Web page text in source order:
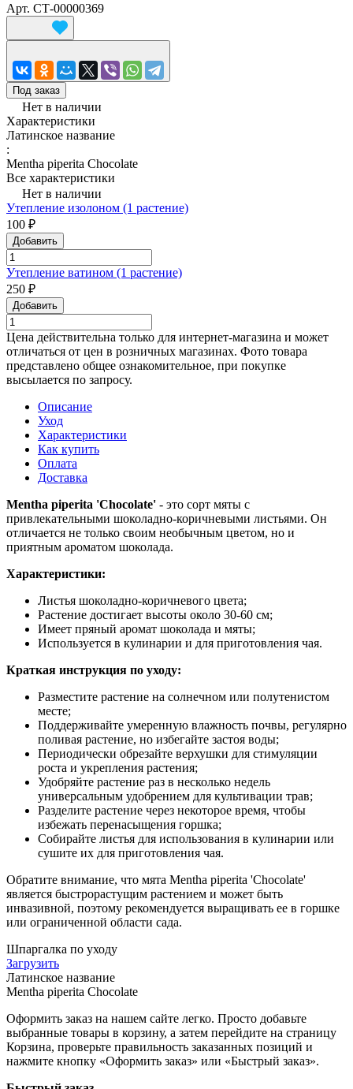
Арт. СТ-00000369
Под заказ
Нет в наличии
Характеристики
Латинское название
:
Mentha piperita Chocolate
Все характеристики
Нет в наличии
Утепление изолоном (1 растение)
100 ₽
Добавить
Утепление ватином (1 растение)
250 ₽
Добавить
Цена действительна только для интернет-магазина и может
отличаться от цен в розничных магазинах. Фото товара
представлено общее ознакомительное, при покупке
высылается по запросу.
Описание
Уход
Характеристики
Как купить
Оплата
Доставка
Mentha piperita 'Chocolate' - это сорт мяты с
привлекательными шоколадно-коричневыми листьями. Он
отличается не только своим необычным цветом, но и
приятным ароматом шоколада.
Характеристики:
Листья шоколадно-коричневого цвета;
Растение достигает высоты около 30-60 см;
Имеет пряный аромат шоколада и мяты;
Используется в кулинарии и для приготовления чая.
Краткая инструкция по уходу:
Разместите растение на солнечном или полутенистом
месте;
Поддерживайте умеренную влажность почвы, регулярно
поливая растение, но избегайте застоя воды;
Периодически обрезайте верхушки для стимуляции
роста и укрепления растения;
Удобряйте растение раз в несколько недель
универсальным удобрением для культивации трав;
Разделите растение через некоторое время, чтобы
избежать перенасыщения горшка;
Собирайте листья для использования в кулинарии или
сушите их для приготовления чая.
Обратите внимание, что мята Mentha piperita 'Chocolate'
является быстрорастущим растением и может быть
инвазивной, поэтому рекомендуется выращивать ее в горшке
или ограниченной области сада.
Шпаргалка по уходу
Загрузить
Латинское название
Mentha piperita Chocolate
Оформить заказ на нашем сайте легко. Просто добавьте
выбранные товары в корзину, а затем перейдите на страницу
Корзина, проверьте правильность заказанных позиций и
нажмите кнопку «Оформить заказ» или «Быстрый заказ».